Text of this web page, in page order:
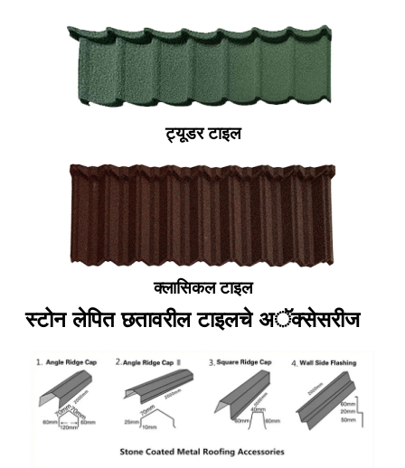
ट्यूडर टाइल
क्लासिकल टाइल
स्टोन लेपित छतावरील टाइलचे अॅक्सेसरीज